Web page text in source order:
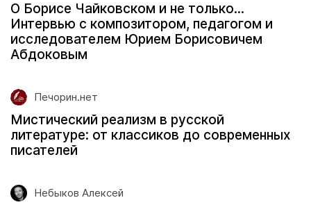
О Борисе Чайковском и не только…
Интервью с композитором, педагогом и
исследователем Юрием Борисовичем
Абдоковым
Печорин.нет
Мистический реализм в русской
литературе: от классиков до современных
писателей
Небыков Алексей